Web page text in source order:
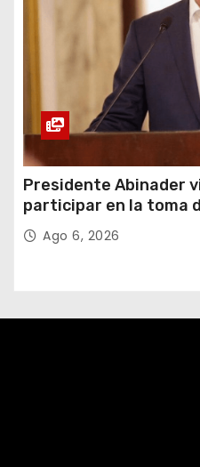
Presidente Abinader
participar en la toma
Abelardo de la Espriella
Ago 6, 2026